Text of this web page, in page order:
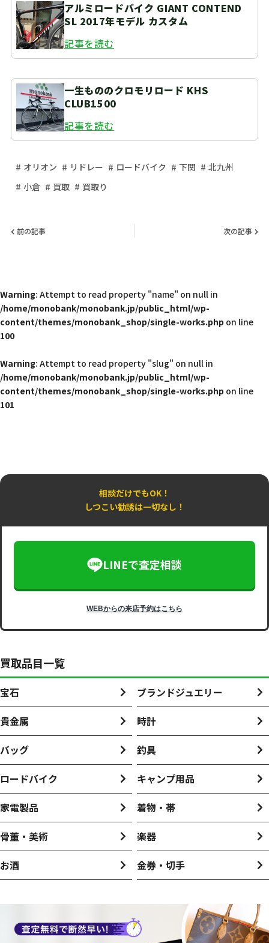
アルミロードバイク GIANT CONTEND
SL 2017年モデル カスタム
記事を読む
一生もののクロモリロード KHS
CLUB1500
記事を読む
オリオン リドレー ロードバイク 下関
北九州
小倉
買取 買取り
前の記事 次の記事
Warning: Attempt to read property "name" on null in
/home/monobank/monobank.jp/public_html/wp-
content/themes/monobank_shop/single-works.php on line
100
Warning: Attempt to read property "slug" on null in
/home/monobank/monobank.jp/public_html/wp-
content/themes/monobank_shop/single-works.php on line
101
相談だけでもOK！
しつこい勧誘は一切なし！
LINEで査定相談
WEBからの来店予約はこちら
買取品目一覧
宝石
ブランドジュエリー
貴金属
時計
バッグ
釣具
ロードバイク
キャンプ用品
家電製品
着物・帯
骨董・美術
楽器
お酒
金券・切手